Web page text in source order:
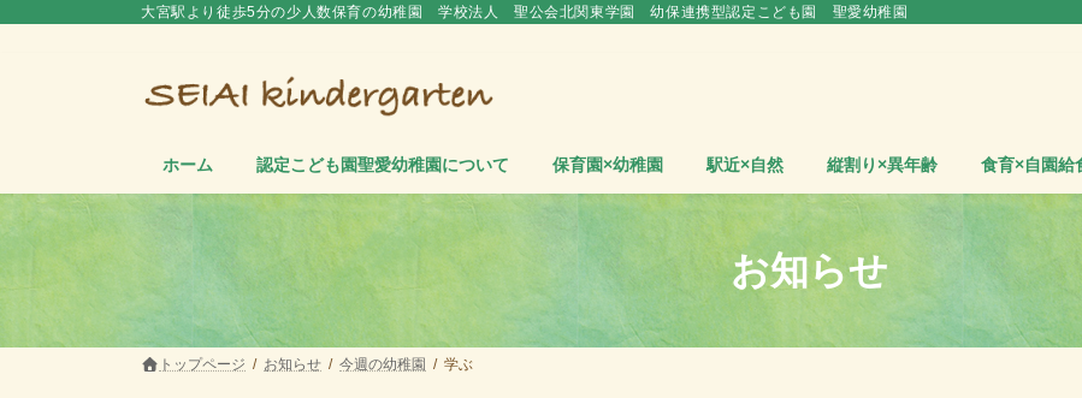
プ
動
大宮駅より徒歩5分の少人数保育の幼稚園 学校法人 聖公会北関東学園 幼保連携型認定こども園 聖愛幼稚園
ホーム 認定こども園聖愛幼稚園について 保育園×幼稚園 駅近×自然 縦割り×異年齢 食育×自園給
お知らせ
トップページ お知らせ 今週の幼稚園 学ぶ